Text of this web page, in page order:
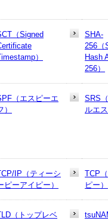
（Signed
）
SHA-
256（
Hash
256）
（エスピーエ
）
SRS
ルエス
IP（ティーシ
ピーアイピー）
TCP
ピー）
（トップレベ